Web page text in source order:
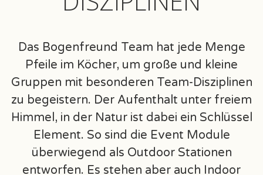
Das Bogenfreund Team hat jede Menge
Pfeile im Köcher, um große und kleine
Gruppen mit besonderen Team-Disziplinen
zu begeistern. Der Aufenthalt unter freiem
Himmel, in der Natur ist dabei ein Schlüssel
Element. So sind die Event Module
überwiegend als Outdoor Stationen
entworfen. Es stehen aber auch Indoor